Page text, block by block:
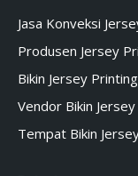
Jasa Konveksi
Produsen Jersey
Bikin Jersey
Vendor Bikin
Tempat Bikin